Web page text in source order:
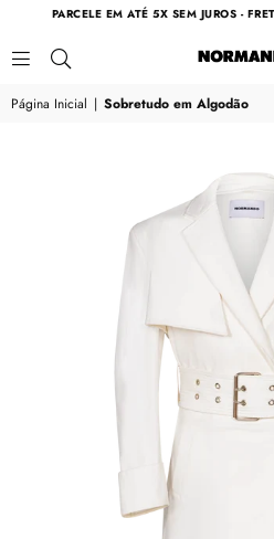
PARCELE EM ATÉ 5X SEM JUROS -
Página Inicial | Sobretudo em Algodão